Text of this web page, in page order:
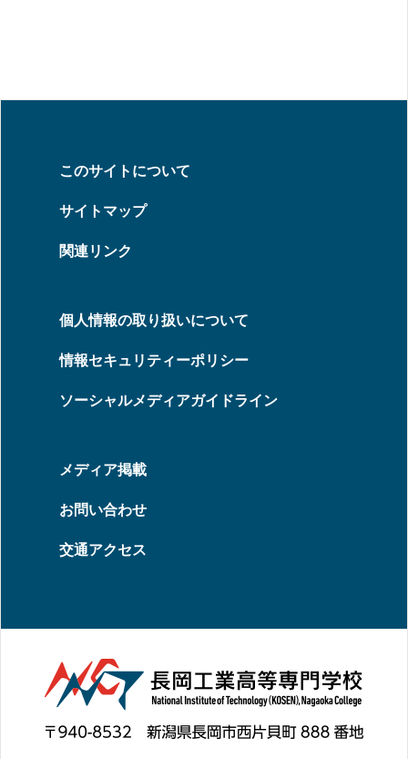
このサイトについて
サイトマップ
関連リンク
個人情報の取り扱いについて
情報セキュリティーポリシー
ソーシャルメディアガイドライン
メディア掲載
お問い合わせ
交通アクセス